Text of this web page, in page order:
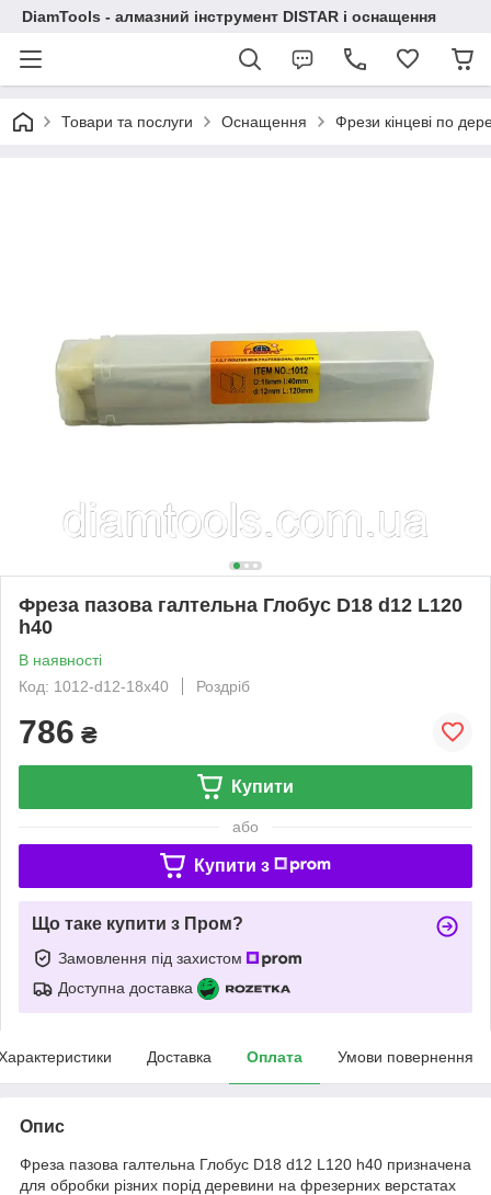
DiamTools - алмазний інструмент DISTAR і оснащення
Товари та послуги Оснащення Фрези кінцеві по
Фреза пазова галтельна Глобус D18 d12 L120
h40
В наявності
Код: 1012-d12-18x40
Роздріб
786 ₴
Купити
або
Купити з
Що таке купити з Пром?
Замовлення під захистом
Доступна доставка
Доставка Оплата Умови повернення
Опис
Фреза пазова галтельна Глобус D18 d12 L120 h40 призначена
для обробки різних порід деревини на фрезерних верстатах